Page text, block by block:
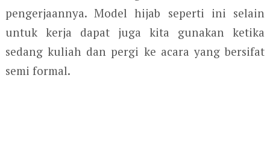
pengerjaannya. Model hijab seperti ini selain
untuk kerja dapat juga kita gunakan ketika
sedang kuliah dan pergi ke acara yang bersifat
semi formal.